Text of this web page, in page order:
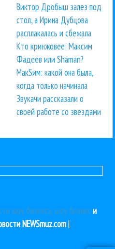
Виктор Дробыш залез под
стол, а Ирина Дубцова
расплакалась и сбежала
Кто кринжовее: Максим
Фадеев или Shaman?
МакSим: какой она была,
когда только начинала
Звукачи рассказали о
своей работе со звездами
шоу бизнеса, шоу бизнеси
NEWSmuz.com|